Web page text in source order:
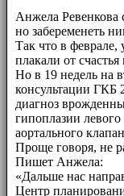
Анжела Ревенкова
но забеременеть
Так что в феврале,
плакали от
Но в 19 недель на
консультации ГКБ
диагноз
гипоплазии левого
аортального
Проще говоря, не
Пишет Анжела:
«Дальше нас
Центр